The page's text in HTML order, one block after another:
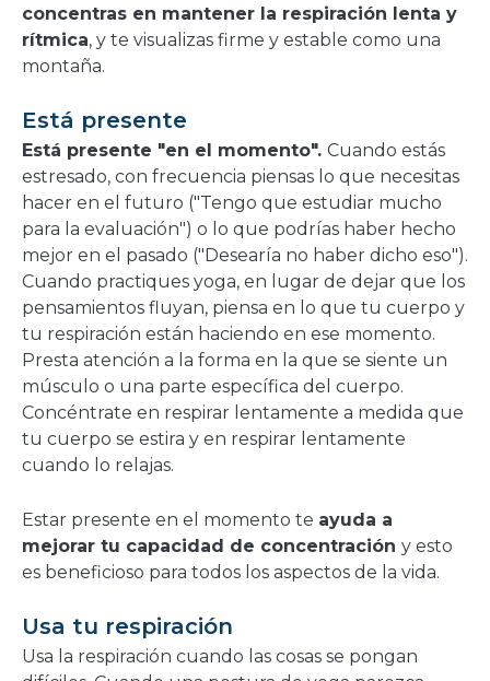
concentras en mantener la respiración lenta y
rítmica, y te visualizas firme y estable como una
montaña.
Está presente
Está presente "en el momento". Cuando estás
estresado, con frecuencia piensas lo que necesitas
hacer en el futuro ("Tengo que estudiar mucho
para la evaluación") o lo que podrías haber hecho
mejor en el pasado ("Desearía no haber dicho eso").
Cuando practiques yoga, en lugar de dejar que los
pensamientos fluyan, piensa en lo que tu cuerpo y
tu respiración están haciendo en ese momento.
Presta atención a la forma en la que se siente un
músculo o una parte específica del cuerpo.
Concéntrate en respirar lentamente a medida que
tu cuerpo se estira y en respirar lentamente
cuando lo relajas.
Estar presente en el momento te ayuda a
mejorar tu capacidad de concentración y esto
es beneficioso para todos los aspectos de la vida.
Usa tu respiración
Usa la respiración cuando las cosas se pongan